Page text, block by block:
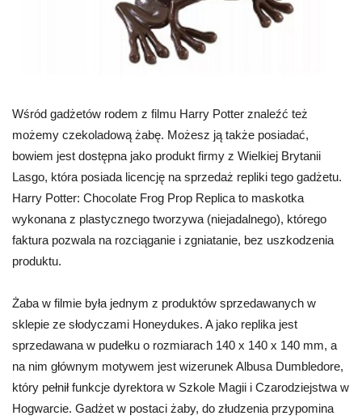
Wśród gadżetów rodem z filmu Harry Potter znaleźć też
możemy czekoladową żabę. Możesz ją także posiadać,
bowiem jest dostępna jako produkt firmy z Wielkiej Brytanii
Lasgo, która posiada licencję na sprzedaż repliki tego gadżetu.
Harry Potter: Chocolate Frog Prop Replica to maskotka
wykonana z plastycznego tworzywa (niejadalnego), którego
faktura pozwala na rozciąganie i zgniatanie, bez uszkodzenia
produktu.
Żaba w filmie była jednym z produktów sprzedawanych w
sklepie ze słodyczami Honeydukes. A jako replika jest
sprzedawana w pudełku o rozmiarach 140 x 140 x 140 mm, a
na nim głównym motywem jest wizerunek Albusa Dumbledore,
który pełnił funkcje dyrektora w Szkole Magii i Czarodziejstwa w
Hogwarcie. Gadżet w postaci żaby, do złudzenia przypomina